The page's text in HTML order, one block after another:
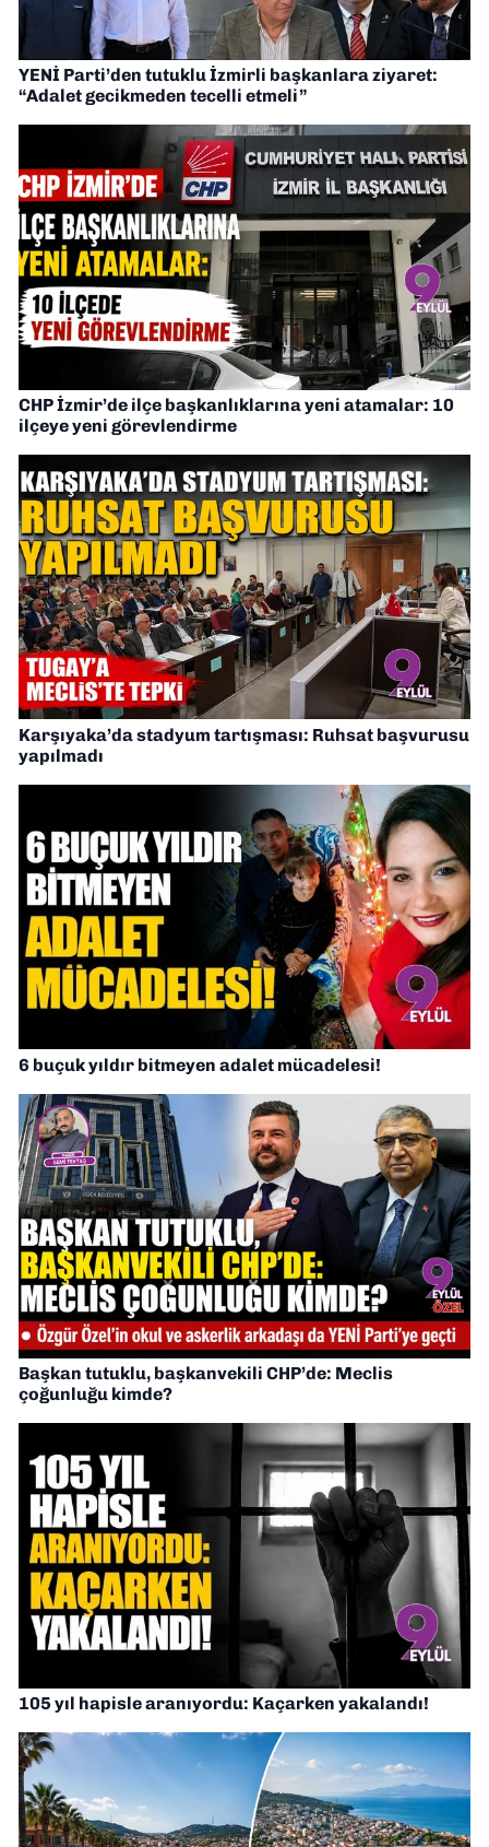
YENİ Parti’den tutuklu İzmirli başkanlara ziyaret:
“Adalet gecikmeden tecelli etmeli”
CHP İzmir’de ilçe başkanlıklarına yeni atamalar: 10
ilçeye yeni görevlendirme
Karşıyaka’da stadyum tartışması: Ruhsat başvurusu
yapılmadı
6 buçuk yıldır bitmeyen adalet mücadelesi!
Başkan tutuklu, başkanvekili CHP’de: Meclis
çoğunluğu kimde?
105 yıl hapisle aranıyordu: Kaçarken yakalandı!